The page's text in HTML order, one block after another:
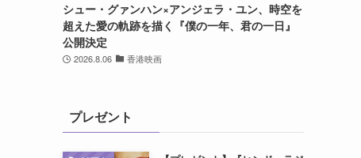
シュー・グァンハン×アンジェラ・ユン、時空を
超えた愛の軌跡を描く『僕の一年、君の一日』
公開決定
2026.8.06 香港映画
プレゼント